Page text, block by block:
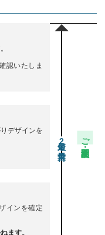
認いたしま
デザインを
インを確定
ます。
2 ご注文・校正期間